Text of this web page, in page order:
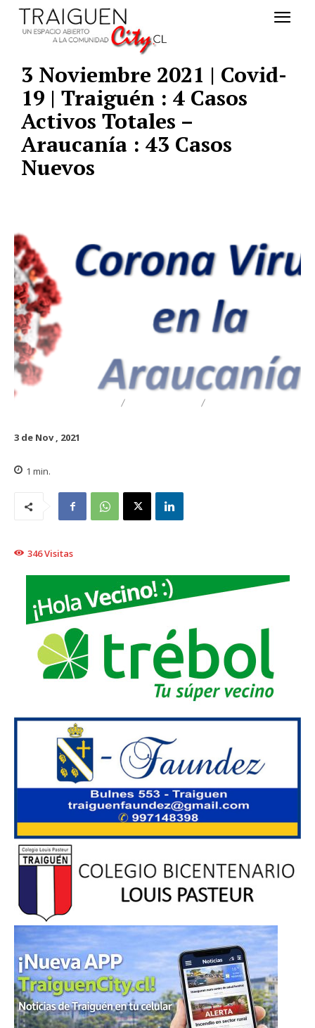
3 Noviembre 2021 | Covid-
19 | Traiguén : 4 Casos
Activos Totales –
Araucanía : 43 Casos
Nuevos
3 de Nov , 2021
1 min.
346Visitas